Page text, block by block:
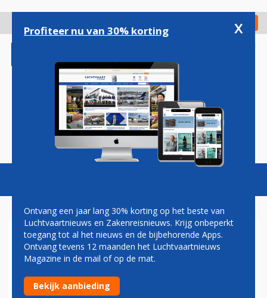
gaan
Check in
Magazine Podcasts Vacatures
GEEN NIEUWE ORDERS VOOR
AIRBUS IN NOVEMBER
Profiteer nu van 30% korting x
Ontvang een jaar lang 30% korting op het beste van
Luchtvaartnieuws en Zakenreisnieuws. Krijg onbeperkt
toegang tot al het nieuws en de bijbehorende Apps.
Ontvang tevens 12 maanden het Luchtvaartnieuws
Magazine in de mail of op de mat.
Bekijk aanbieding